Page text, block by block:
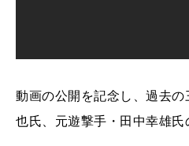
動画の公開を記念し、過去
也氏、元遊撃手・田中幸雄